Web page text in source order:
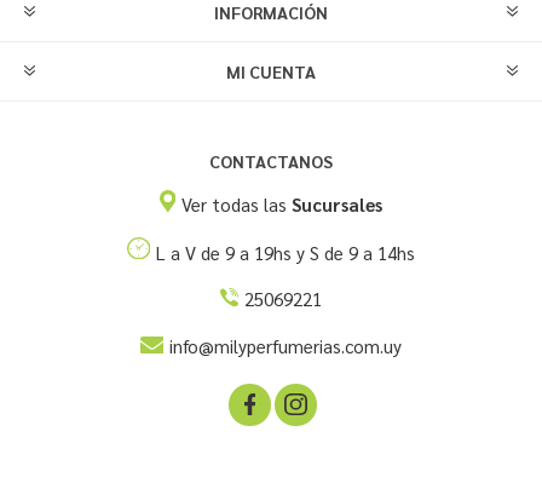
INFORMACIÓN
MI CUENTA
CONTACTANOS
Ver todas las Sucursales
L a V de 9 a 19hs y S de 9 a 14hs
25069221
info@milyperfumerias.com.uy